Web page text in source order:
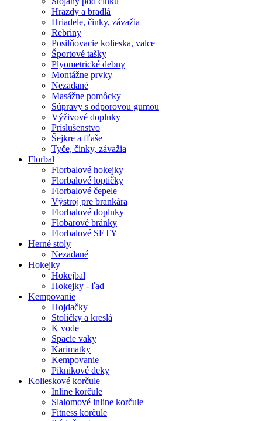
Hrazdy a bradlá
Hriadele, činky, závažia
Rebriny
Posilňovacie kolieska, valce
Športové tašky
Plyometrické debny
Montážne prvky
Nezadané
Masážne pomôcky
Súpravy s odporovou gumou
Výživové doplnky
Príslušenstvo
Šejkre a fľaše
Tyče, činky, závažia
Florbal
Florbalové hokejky
Florbalové loptičky
Florbalové čepele
Výstroj pre brankára
Florbalové doplnky
Flobarové bránky
Florbalové SETY
Herné stoly
Nezadané
Hokejky
Hokejbal
Hokejky - ľad
Kempovanie
Hojdačky
Stoličky a kreslá
K vode
Spacie vaky
Karimatky
Kempovanie
Piknikové deky
Kolieskové korčule
Inline korčule
Slalomové inline korčule
Fitness korčule